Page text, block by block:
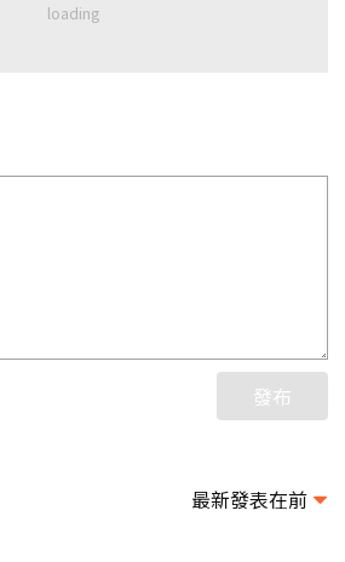
發布
最新發表在前